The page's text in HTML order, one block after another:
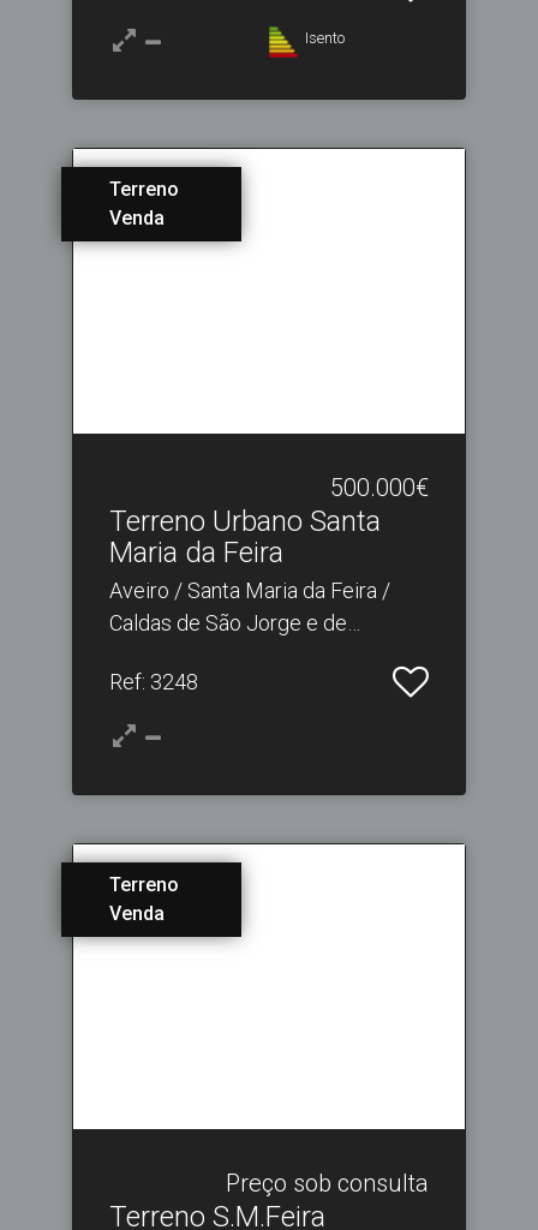
Isento
Terreno
Venda
500.000€
Terreno Urbano Santa
Maria da Feira
Aveiro / Santa Maria da Feira /
Caldas de São Jorge e de
Ref: 3248
Terreno
Venda
Preço sob consulta
Terreno S.​M.Feira